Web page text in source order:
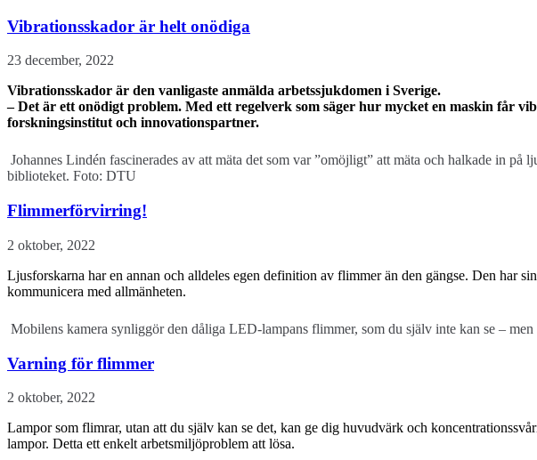
Vibrationsskador är helt onödiga
23 december, 2022
Vibrationsskador är den vanligaste anmälda arbetssjukdomen i Sverige.
– Det är ett onödigt problem. Med ett regelverk som säger hur mycket en maskin får
forskningsinstitut och innovationspartner.
Johannes Lindén fascinerades av att mäta det som var ”omöjligt” att mäta och halkade in
biblioteket. Foto: DTU
Flimmerförvirring!
2 oktober, 2022
Ljusforskarna har en annan och alldeles egen definition av flimmer än den gängse. Den
kommunicera med allmänheten.
Mobilens kamera synliggör den dåliga LED-lampans flimmer, som du själv inte kan se –
Varning för flimmer
2 oktober, 2022
Lampor som flimrar, utan att du själv kan se det, kan ge dig huvudvärk och
lampor. Detta ett enkelt arbetsmiljöproblem att lösa.